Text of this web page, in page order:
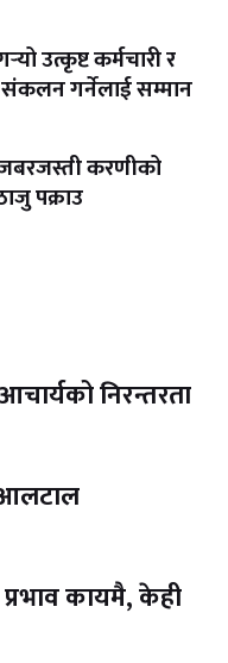
उत्कृष्ट कर्मचारी र
गर्नेलाई सम्मान
जबरजस्ती करणीको
पक्राउ
निरन्तरता
आलटाल
कायमै, केही